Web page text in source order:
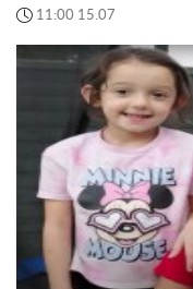
11:00 15.07